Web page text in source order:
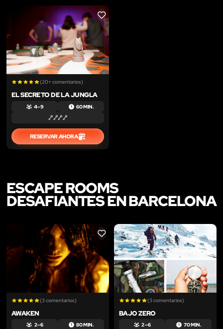
LIKE
(20+ comentarios)
EL SECRETO DE LA JUNGLA
4 – 9 60 MIN.
RESERVAR AHORA
ESCAPE ROOMS
DESAFIANTES EN BARCELONA
LIKE
(3 comentarios)
AWAKEN
2 – 6 80 MIN.
(3 comentarios)
BAJO ZERO
2 – 6 70 MIN.